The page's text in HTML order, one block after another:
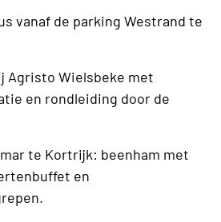
vanaf de parking Westrand te
Agristo Wielsbeke met
en rondleiding door de
te Kortrijk: beenham met
en